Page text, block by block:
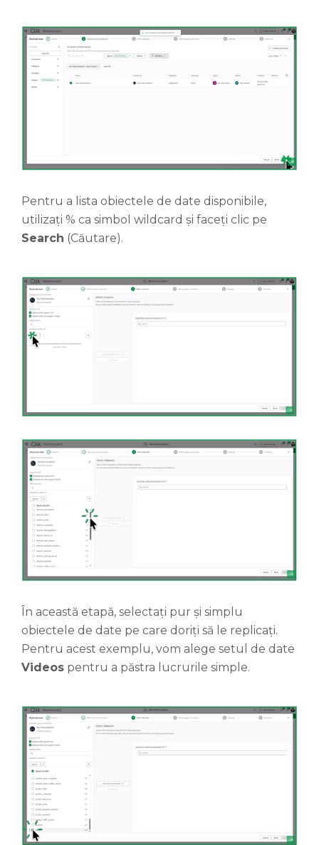
Pentru a lista obiectele de date disponibile,
utilizați % ca simbol wildcard și faceți clic pe
Search (Căutare).
În această etapă, selectați pur și simplu
obiectele de date pe care doriți să le replicați.
Pentru acest exemplu, vom alege setul de date
Videos pentru a păstra lucrurile simple.